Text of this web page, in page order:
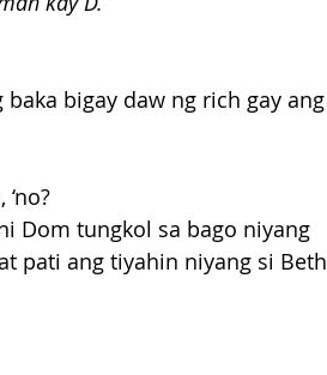
bigay daw ng rich gay ang
Dom tungkol sa bago niyang
pati ang tiyahin niyang si Beth